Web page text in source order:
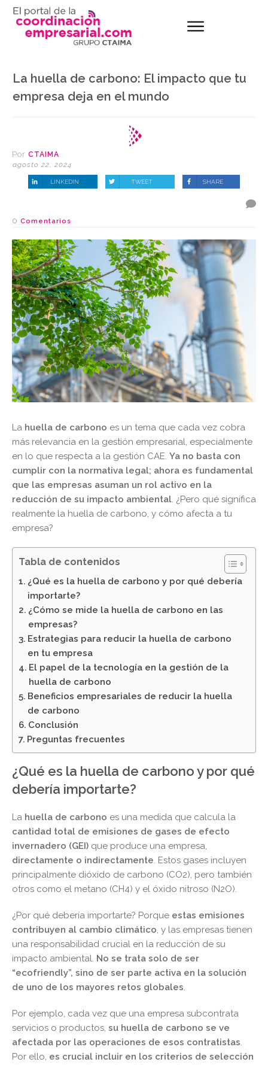
La huella de carbono: El impacto que tu
empresa deja en el mundo
Por CTAIMA
agosto 22, 2024
LINKEDIN TWEET SHARE
0 Comentarios
La huella de carbono es un tema que cada vez cobra
más relevancia en la gestión empresarial, especialmente
en lo que respecta a la gestión CAE. Ya no basta con
cumplir con la normativa legal; ahora es fundamental
que las empresas asuman un rol activo en la
reducción de su impacto ambiental. ¿Pero qué significa
realmente la huella de carbono, y cómo afecta a tu
empresa?
Tabla de contenidos
¿Qué es la huella de carbono y por qué debería
importarte?
¿Cómo se mide la huella de carbono en las
empresas?
Estrategias para reducir la huella de carbono
en tu empresa
El papel de la tecnología en la gestión de la
huella de carbono
Beneficios empresariales de reducir la huella
de carbono
Conclusión
Preguntas frecuentes
¿Qué es la huella de carbono y por qué
debería importarte?
La huella de carbono es una medida que calcula la
cantidad total de emisiones de gases de efecto
invernadero (GEI) que produce una empresa,
directamente o indirectamente. Estos gases incluyen
principalmente dióxido de carbono (CO2), pero también
otros como el metano (CH4) y el óxido nitroso (N2O).
¿Por qué debería importarte? Porque estas emisiones
contribuyen al cambio climático, y las empresas tienen
una responsabilidad crucial en la reducción de su
impacto ambiental. No se trata solo de ser
“ecofriendly”, sino de ser parte activa en la solución
de uno de los mayores retos globales.
Por ejemplo, cada vez que una empresa subcontrata
servicios o productos, su huella de carbono se ve
afectada por las operaciones de esos contratistas.
Por ello, es crucial incluir en los criterios de selección